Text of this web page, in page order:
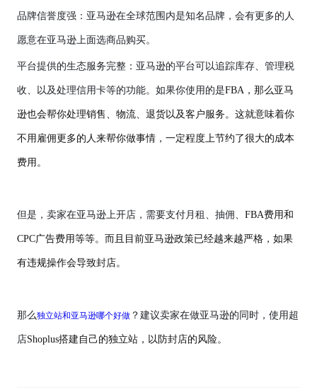
品牌信誉度强：亚马逊在全球范围内是知名品牌，会有更多的人
愿意在亚马逊上面选商品购买。
平台提供的生态服务完整：亚马逊的平台可以追踪库存、管理税
收、以及处理信用卡等的功能。如果你使用的是FBA，那么亚马
逊也会帮你处理销售、物流、退货以及客户服务。这就意味着你
不用雇佣更多的人来帮你做事情，一定程度上节约了很大的成本
费用。
但是，卖家在亚马逊上开店，需要支付月租、抽佣、 FBA费用和
CPC广告费用等等。而且目前亚马逊政策已经越来越严格，如果
有违规操作会导致封店。
那么独立站和亚马逊哪个好做 ？建议卖家在做亚马逊的同时，使用超
店Shoplus搭建自己的独立站，以防封店的风险。